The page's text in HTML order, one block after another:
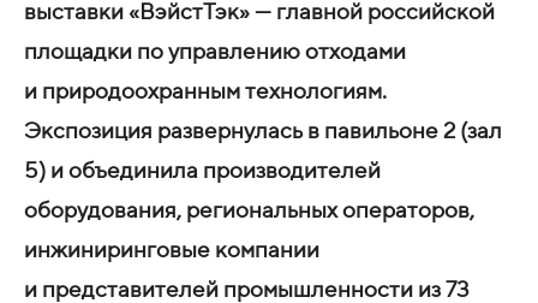
выставки «ВэйстТэк» — главной российской
площадки по управлению отходами
и природоохранным технологиям.
Экспозиция развернулась в павильоне 2 (зал
5) и объединила производителей
оборудования, региональных операторов,
инжиниринговые компании
и представителей промышленности из 73